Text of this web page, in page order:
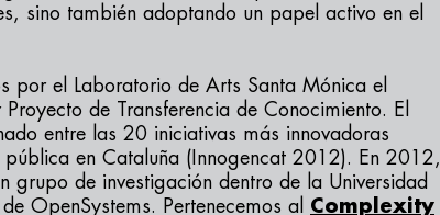
sino también adoptando un papel activo en el
por el Laboratorio de Arts Santa Mónica el
de Transferencia de Conocimiento. El
entre las 20 iniciativas más innovadoras
en Cataluña (Innogencat 2012). En 2012,
grupo de investigación dentro de la Universidad
OpenSystems. Pertenecemos al Complexity